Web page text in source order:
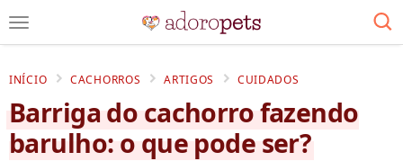
INÍCIO CACHORROS ARTIGOS CUIDADOS
Barriga do cachorro fazendo
barulho: o que pode ser?